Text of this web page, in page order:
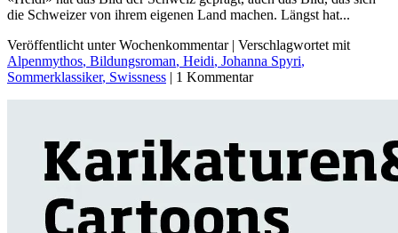
die Schweizer von ihrem eigenen Land machen. Längst hat...
Veröffentlicht unter Wochenkommentar | Verschlagwortet mit
Alpenmythos, Bildungsroman, Heidi, Johanna Spyri,
Sommerklassiker, Swissness | 1 Kommentar